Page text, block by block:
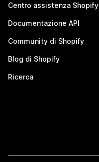
Centro assistenza Shopify
Documentazione API
Community di Shopify
Blog di Shopify
Ricerca